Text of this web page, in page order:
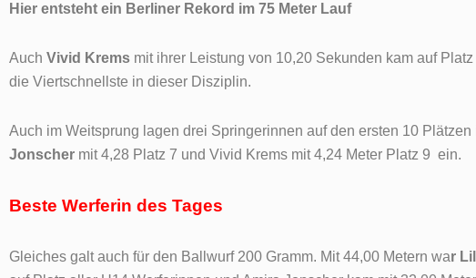
Hier entsteht ein Berliner Rekord im 75 Meter Lauf
Auch Vivid Krems mit ihrer Leistung von 10,20 Sekunden kam auf
die Viertschnellste in dieser Disziplin.
Auch im Weitsprung lagen drei Springerinnen auf den ersten 10 Plätzen
Jonscher mit 4,28 Platz 7 und Vivid Krems mit 4,24 Meter Platz 9 ein.
Beste Werferin des Tages
Gleiches galt auch für den Ballwurf 200 Gramm. Mit 44,00 Metern war